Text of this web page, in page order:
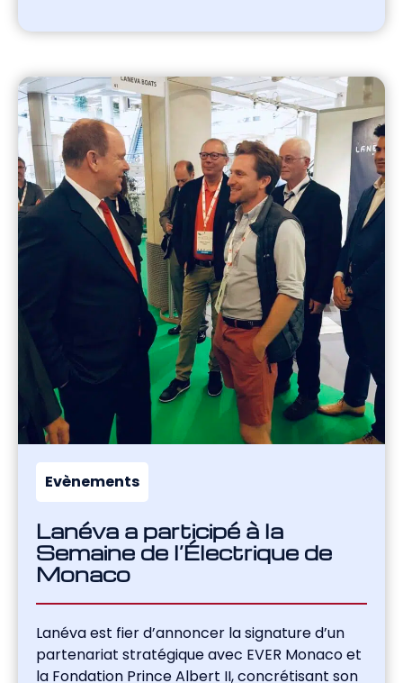
Evènements
Lanéva a participé à la
Semaine de l’Électrique de
Monaco
Lanéva est fier d’annoncer la signature d’un
partenariat stratégique avec EVER Monaco et
la Fondation Prince Albert II, concrétisant son